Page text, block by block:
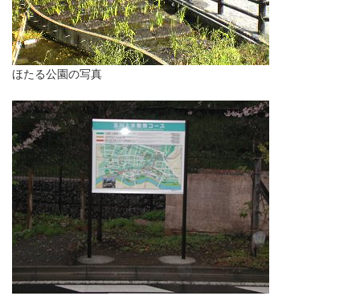
ほたる公園の写真